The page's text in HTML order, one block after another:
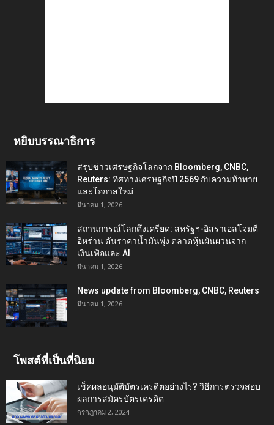
หยิบบรรณาธิการ
สรุปข่าวเศรษฐกิจโลกจาก Bloomberg, CNBC,
Reuters: ทิศทางเศรษฐกิจปี 2569 กับความท้าทาย
และโอกาสใหม่
มีนาคม 1, 2026
สถานการณ์โลกตึงเครียด: สหรัฐฯ-อิสราเอลโจมตี
อิหร่าน ดันราคาน้ำมันพุ่ง ตลาดหุ้นผันผวนจาก
เงินเฟ้อและ AI
มีนาคม 1, 2026
News update from Bloomberg, CNBC, Reuters
มีนาคม 1, 2026
โพสต์ที่เป็นที่นิยม
เช็คผลอนุมัติบัตรเครดิตอย่างไร? วิธีการตรวจสอบ
ผลการสมัครบัตรเครดิต
กรกฎาคม 2, 2024